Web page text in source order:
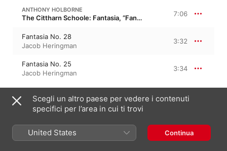
ANTHONY HOLBORNE
The Cittharn Schoole: Fantasia, “Fantasia” 7:06
Fantasia No. 28
Jacob Heringman
3:32
Fantasia No. 25
Jacob Heringman
3:34
FRANCESCO DA MILANO
Fantasia nº 27
Fantasia No. 8
Jacob Heringman
4:02
Scegli un altro paese per vedere i contenuti
specifici per l’area in cui ti trovi
United States Continua